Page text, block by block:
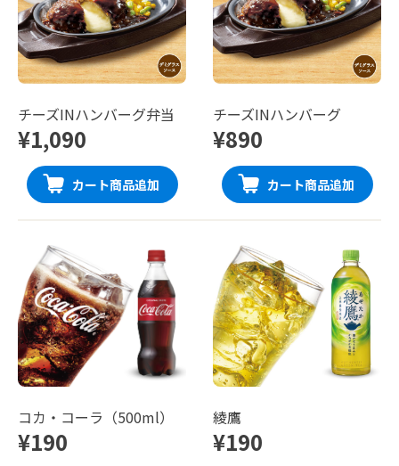
チーズINハンバーグ弁当
¥1,090
カート商品追加
チーズINハンバーグ
¥890
カート商品追加
コカ・コーラ（500ml）
¥190
綾鷹
¥190